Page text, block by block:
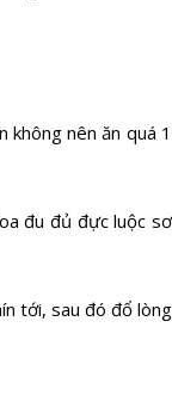
nên ăn quá 1
đu đủ đực luộc sơ
tới, sau đó đổ lòng